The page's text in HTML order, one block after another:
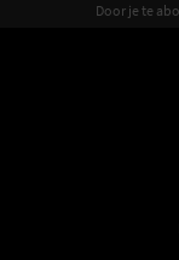
Door je te